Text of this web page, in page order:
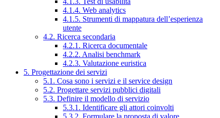
4.1.4. Web analytics
4.1.5. Strumenti di mappatura dell’esperienza
utente
4.2. Ricerca secondaria
4.2.1. Ricerca documentale
4.2.2. Analisi benchmark
4.2.3. Valutazione euristica
5. Progettazione dei servizi
5.1. Cosa sono i servizi e il service design
5.2. Progettare servizi pubblici digitali
5.3. Definire il modello di servizio
5.3.1. Identificare gli attori coinvolti
5.3.2. Formulare la proposta di valore